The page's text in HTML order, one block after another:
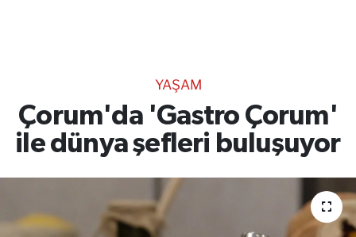
YAŞAM
Çorum'da 'Gastro Çorum'
ile dünya şefleri buluşuyor
RESMİ İLANLAR
Gencsesfm Canlı Dinle